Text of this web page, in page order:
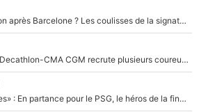
Le PSG comme seule option après Barcelone ? Les coulisses de la signature historique de Lionel Messi sont révélées au grand jour !
«Le budget a augmenté» : Decathlon-CMA CGM recrute plusieurs coureurs pour offrir à Paul Seixas une équipe pour gagner le Tour de France 2027
«Le suicide de Ferran Torres» : En partance pour le PSG, le héros de la finale de la Coupe du monde s'attire les foudres de la presse espagnole !